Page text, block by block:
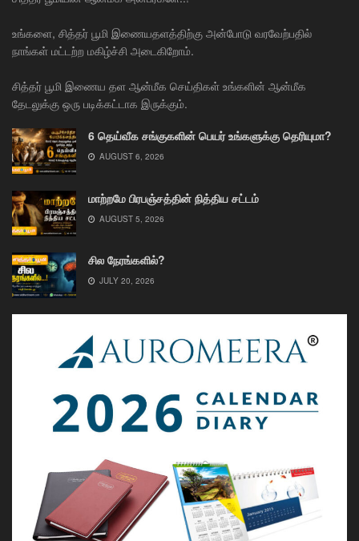
உங்களை, சித்தர் பூமி இணையதளத்திற்கு அன்போடு வரவேற்பதில்
நாங்கள் மட்டற்ற மகிழ்ச்சி அடைகிறோம்.
சித்தர் பூமி இணைய தள ஆன்மீக செய்திகள் உங்களின் ஆன்மீக
தேடலுக்கு ஒரு படிக்கட்டாக இருக்கும்.
6 தெய்வீக சங்குகளின் பெயர் உங்களுக்கு தெரியுமா?
AUGUST 6, 2026
மாற்றமே பிரபஞ்சத்தின் நித்திய சட்டம்
AUGUST 5, 2026
சில நேரங்களில்?
JULY 20, 2026